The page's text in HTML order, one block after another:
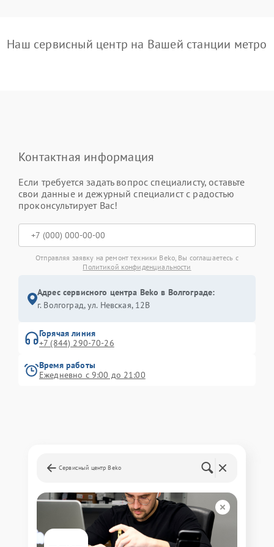
Наш сервисный центр на Вашей станции метро
Контактная информация
Если требуется задать вопрос специалисту, оставьте
свои данные и дежурный специалист с радостью
проконсультирует Вас!
Отправляя заявку на ремонт техники Beko, Вы соглашаетесь с
Политикой конфиденциальности
Адрес сервисного центра Beko в Волгограде:
г. Волгоград, ул. Невская, 12В
Горячая линия
+7 (844) 290-70-26
Время работы
Ежедневно с 9:00 до 21:00
Сервисный центр Beko